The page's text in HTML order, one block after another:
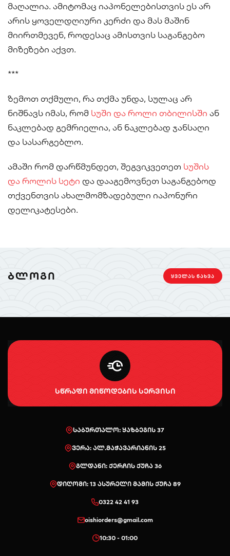
მაღალია. ამიტომაც იაპონელებისთვის ეს არ
არის ყოველდღიური კერძი და მას მაშინ
მიირთმევენ, როდესაც ამისთვის საგანგებო
მიზეზები აქვთ.
***
ზემოთ თქმული, რა თქმა უნდა, სულაც არ
ნიშნავს იმას, რომ სუში და როლი თბილისში ან
ნაკლებად გემრიელია, ან ნაკლებად ჯანსაღი
და სასარგებლო.
ამაში რომ დარწმუნდეთ, შეგვიკვეთეთ სუშის
და როლის სეტი და დააგემოვნეთ საგანგებოდ
თქვენთვის ახალმომზადებული იაპონური
დელიკატესები.
ᲑᲚᲝᲒᲘ ᲧᲕᲔᲚᲐᲡ ᲜᲐᲮᲕᲐ
სწრაფი მიწოდების სერვისი
საბურთალო: ყაზბეგის 37
ვერა: ალ.მაჭავარიანის 25
გლდანი: ქერჩის ქუჩა 36
დიღომი: 13 ასურელი მამის ქუჩა 89
0322 42 41 93
oishiorders@gmail.com
10:30 - 01:00